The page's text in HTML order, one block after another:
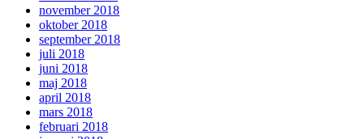
november 2018
oktober 2018
september 2018
juli 2018
juni 2018
maj 2018
april 2018
mars 2018
februari 2018